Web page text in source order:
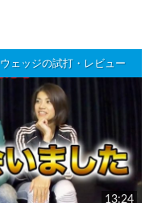
ウェッジの試打・レビュー
13:24